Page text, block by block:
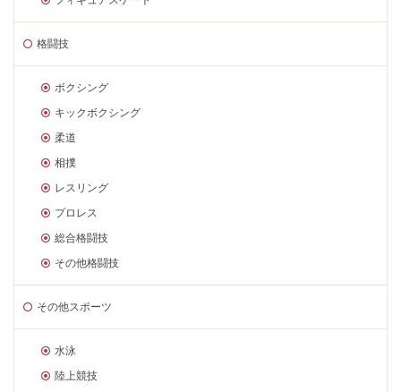
格闘技
ボクシング
キックボクシング
柔道
相撲
レスリング
プロレス
総合格闘技
その他格闘技
その他スポーツ
水泳
陸上競技